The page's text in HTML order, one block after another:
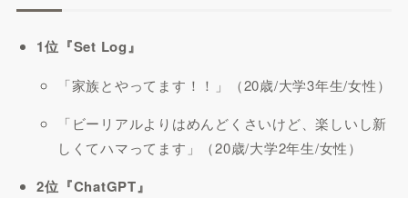
1位『Set Log』
「家族とやってます！！」（20歳/大学3年生/女性）
「ビーリアルよりはめんどくさいけど、楽しいし新
しくてハマってます」（20歳/大学2年生/女性）
2位『ChatGPT』